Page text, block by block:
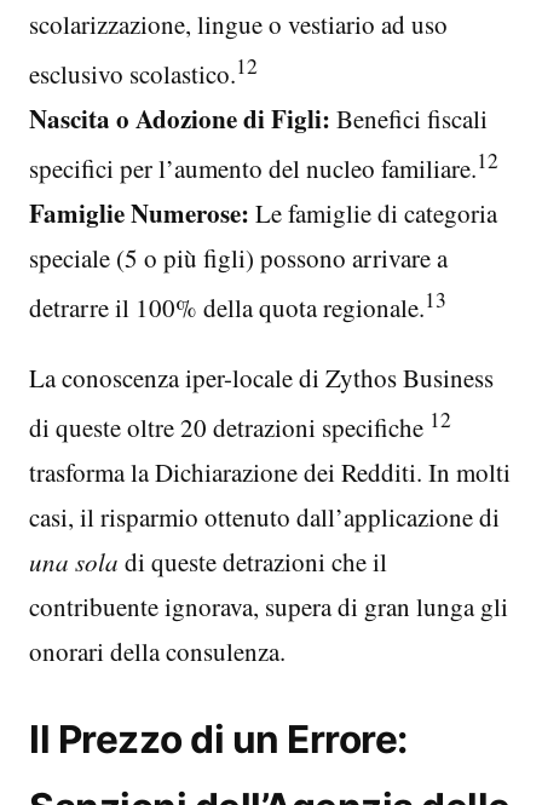
scolarizzazione, lingue o vestiario ad uso
esclusivo scolastico.12
Nascita o Adozione di Figli: Benefici fiscali
specifici per l’aumento del nucleo familiare.12
Famiglie Numerose: Le famiglie di categoria
speciale (5 o più figli) possono arrivare a
detrarre il 100% della quota regionale.13
La conoscenza iper-locale di Zythos Business
di queste oltre 20 detrazioni specifiche 12
trasforma la Dichiarazione dei Redditi. In molti
casi, il risparmio ottenuto dall’applicazione di
una sola di queste detrazioni che il
contribuente ignorava, supera di gran lunga gli
onorari della consulenza.
Il Prezzo di un Errore: